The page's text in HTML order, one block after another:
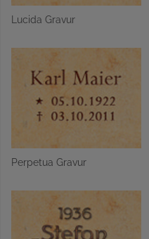
Lucida Gravur
Perpetua Gravur